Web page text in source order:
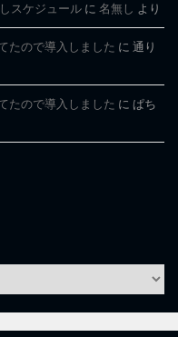
スケジュール に 名無し より
たので導入しました に 通り
たので導入しました に ぱち